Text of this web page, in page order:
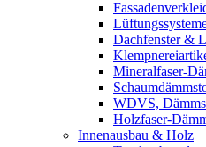
Dachfenster &
Mineralfaser-
WDVS,
Holzfaser-
Innenausbau & Holz